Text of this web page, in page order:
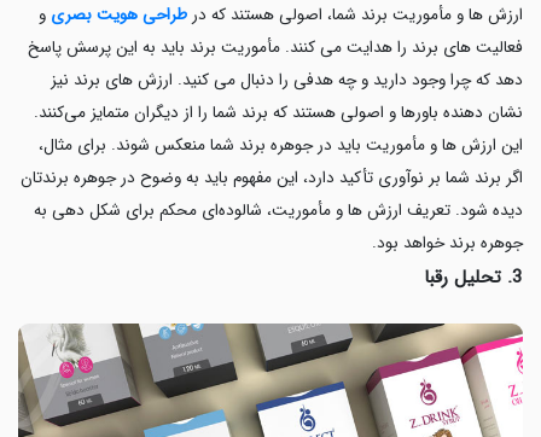
ارزش ها و مأموریت برند شما، اصولی هستند که در طراحی هویت بصری و
فعالیت های برند را هدایت می کنند. مأموریت برند باید به این پرسش پاسخ
دهد که چرا وجود دارید و چه هدفی را دنبال می کنید. ارزش های برند نیز
نشان دهنده باورها و اصولی هستند که برند شما را از دیگران متمایز می‌کنند.
این ارزش ها و مأموریت باید در جوهره برند شما منعکس شوند. برای مثال،
اگر برند شما بر نوآوری تأکید دارد، این مفهوم باید به وضوح در جوهره برندتان
دیده شود. تعریف ارزش ها و مأموریت، شالوده‌ای محکم برای شکل دهی به
جوهره برند خواهد بود.
3. تحلیل رقبا